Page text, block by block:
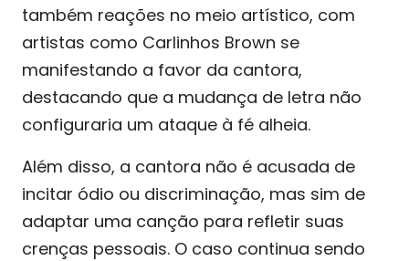
também reações no meio artístico, com
artistas como Carlinhos Brown se
manifestando a favor da cantora,
destacando que a mudança de letra não
configuraria um ataque à fé alheia.
Além disso, a cantora não é acusada de
incitar ódio ou discriminação, mas sim de
adaptar uma canção para refletir suas
crenças pessoais. O caso continua sendo